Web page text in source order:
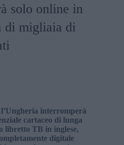
solo online in
di migliaia di
interromperà
cartaceo di lunga
libretto TB in inglese,
digitale